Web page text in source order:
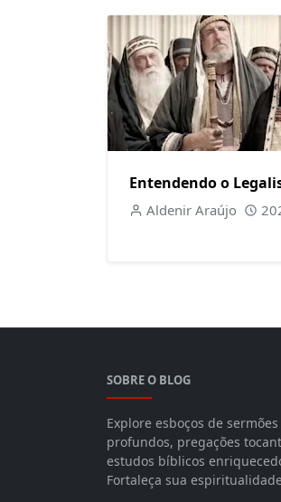
Entendendo o
Aldenir Araújo
SOBRE O BLOG
Explore esboços de sermões
profundos, pregações
estudos bíblicos
Fortaleça sua